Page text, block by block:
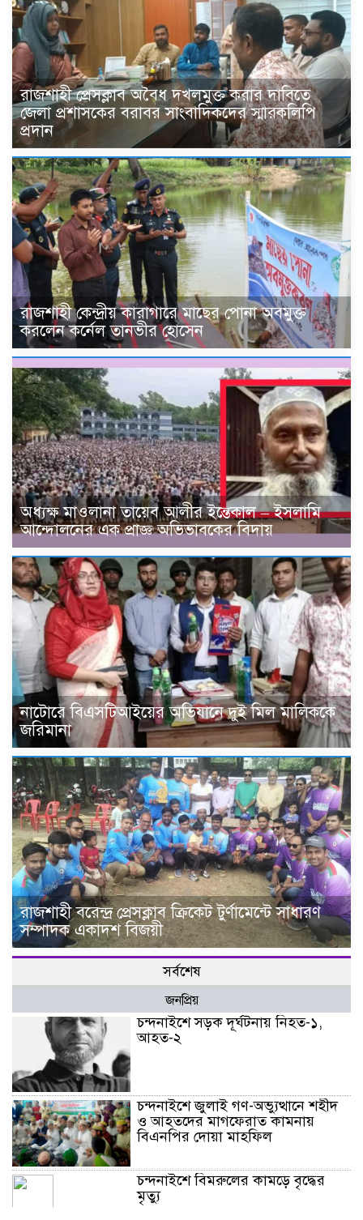
রাজশাহী প্রেসক্লাব অবৈধ দখলমুক্ত করার দাবিতে
জেলা প্রশাসকের বরাবর সাংবাদিকদের স্মারকলিপি
প্রদান
রাজশাহী কেন্দ্রীয় কারাগারে মাছের পোনা অবমুক্ত
করলেন কর্নেল তানভীর হোসেন
অধ্যক্ষ মাওলানা তায়েব আলীর ইন্তেকাল – ইসলামি
আন্দোলনের এক প্রাজ্ঞ অভিভাবকের বিদায়
নাটোরে বিএসটিআইয়ের অভিযানে দুই মিল মালিককে
জরিমানা
রাজশাহী বরেন্দ্র প্রেসক্লাব ক্রিকেট টুর্ণামেন্টে সাধারণ
সম্পাদক একাদশ বিজয়ী
সর্বশেষ
জনপ্রিয়
চন্দনাইশে সড়ক দূর্ঘটনায় নিহত-১,
আহত-২
চন্দনাইশে জুলাই গণ-অভ্যুত্থানে শহীদ
ও আহতদের মাগফেরাত কামনায়
বিএনপির দোয়া মাহফিল
চন্দনাইশে বিমরুলের কামড়ে বৃদ্ধের
মৃত্যু